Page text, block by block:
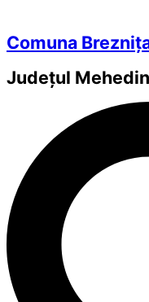
Comuna
Județul